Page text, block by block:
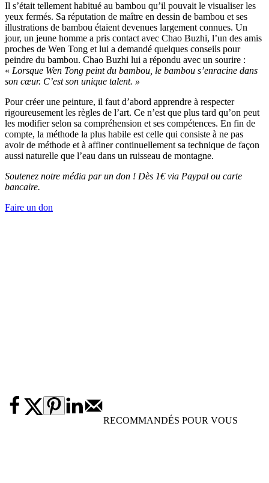
Il s’était tellement habitué au bambou qu’il pouvait le visualiser les
yeux fermés. Sa réputation de maître en dessin de bambou et ses
illustrations de bambou étaient devenues largement connues. Un
jour, un jeune homme a pris contact avec Chao Buzhi, l’un des amis
proches de Wen Tong et lui a demandé quelques conseils pour
peindre du bambou. Chao Buzhi lui a répondu avec un sourire :
« Lorsque Wen Tong peint du bambou, le bambou s’enracine dans
son cœur. C’est son unique talent. »
Pour créer une peinture, il faut d’abord apprendre à respecter
rigoureusement les règles de l’art. Ce n’est que plus tard qu’on peut
les modifier selon sa compréhension et ses compétences. En fin de
compte, la méthode la plus habile est celle qui consiste à ne pas
avoir de méthode et à affiner continuellement sa technique de façon
aussi naturelle que l’eau dans un ruisseau de montagne.
Soutenez notre média par un don ! Dès 1€ via Paypal ou carte
bancaire.
Faire un don
RECOMMANDÉS POUR VOUS